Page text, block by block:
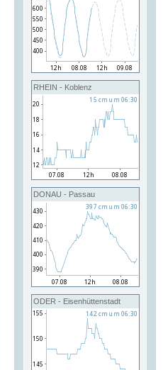
RHEIN - Koblenz
DONAU - Passau
ODER - Eisenhüttenstadt